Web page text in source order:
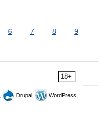
6 7 8
9
18+
Drupal,
WordPress,